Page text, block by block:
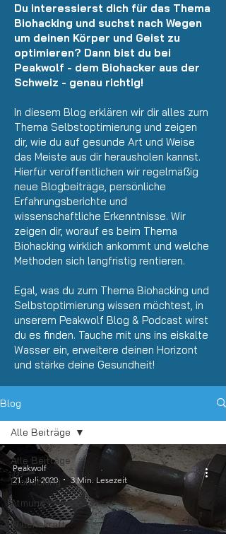
Blog
Alle Beiträge
Biohacking
Atmung
Willenskraft
Alle Beiträge
Peakwolf
21. Juli 2020
3 Min. Lesezeit
Du interessierst dich für das Thema
Biohacking und suchst nach Wegen
um deinen Körper und Geist zu
optimieren? Dann bist du bei
Peakwolf - dem Biohacker aus der
Schweiz - genau richtig!
In diesem Blog erklären wir dir alles zum
Thema Selbstoptimierung und zeigen
dir, wie du auf gesunde Art und Weise
das Meiste aus dir herausholen kannst.
Hierfür veröffentlichen wir regelmäßig
neue Blogbeiträge, persönliche
Erfahrungsberichte und
wissenschaftliche Erkenntnisse. Wir
zeigen dir, worauf es beim Thema
Biohacking wirklich ankommt und welche
Methoden sich langfristig rentieren.
Egal, was du zum Thema Biohacking und
Selbstoptimierung wissen möchtest, in
unserem Peakwolf Blog & Podcast wirst
du es finden. Tauche mit uns ins eiskalte
Wasser ein, erweitere deinen Horizont
und stärke deine Gesundheit!